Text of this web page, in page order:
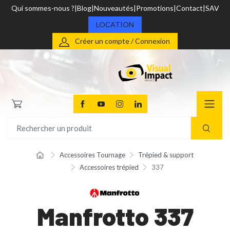
Qui sommes-nous ? Blog Nouveautés Promotions Contact SAV
LOCATION
Créer un compte / Connexion
Accessoires Tournage
Trépied & support
Accessoires trépied
337
Manfrotto 337